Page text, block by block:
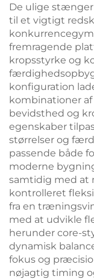
De ulige
til et vigtigt
fremragende
kropsstyrke og
konfiguration
kombinationer
bevidsthed og
egenskaber
størrelser og
passende både
moderne
samtidig med at
kontrolleret
fra en
med at udvikle
herunder core-
dynamisk
fokus og
nøjagtig timing